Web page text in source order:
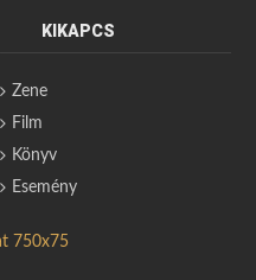
KIKAPCS
Zene
Film
Könyv
Esemény